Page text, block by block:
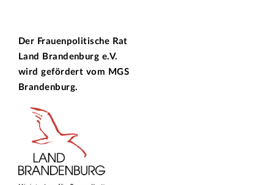
Der Frauenpolitische Rat
Land Brandenburg e.V.
wird gefördert vom MGS
Brandenburg.